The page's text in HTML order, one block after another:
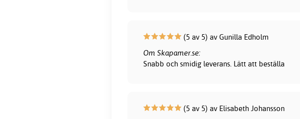
(5 av 5) av Gunilla Edholm
Om Skapamer.se:
Snabb och smidig leverans. Lätt att beställa
(5 av 5) av Elisabeth Johansson